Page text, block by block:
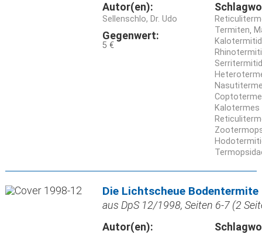
Autor(en):
Sellenschlo, Dr. Udo
Gegenwert:
5 €
Termiten
Die Lichtscheue Bodentermite
aus DpS 12/1998, Seiten 6-7 (2
Autor(en):